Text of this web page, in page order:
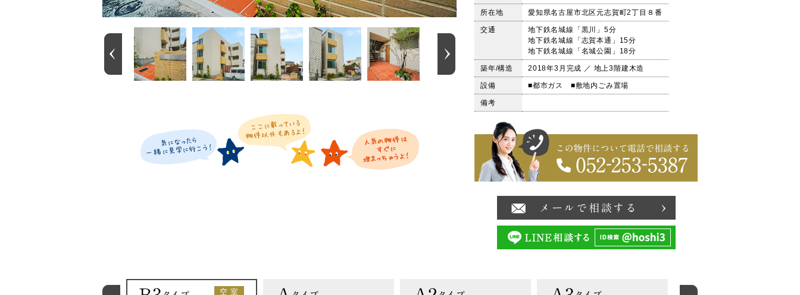
タイプ
77,000円〜
タイプ
77,000円〜
所在地 愛知県名古屋市北区元志賀町2丁目８番
交通
地下鉄名城線「黒川」5分
地下鉄名城線「志賀本通」15分
地下鉄名城線「名城公園」18分
築年/構造 2018年3月完成 ／ 地上3階建木造
設備 ■都市ガス ■敷地内ごみ置場
備考
メールで相談する
空 室